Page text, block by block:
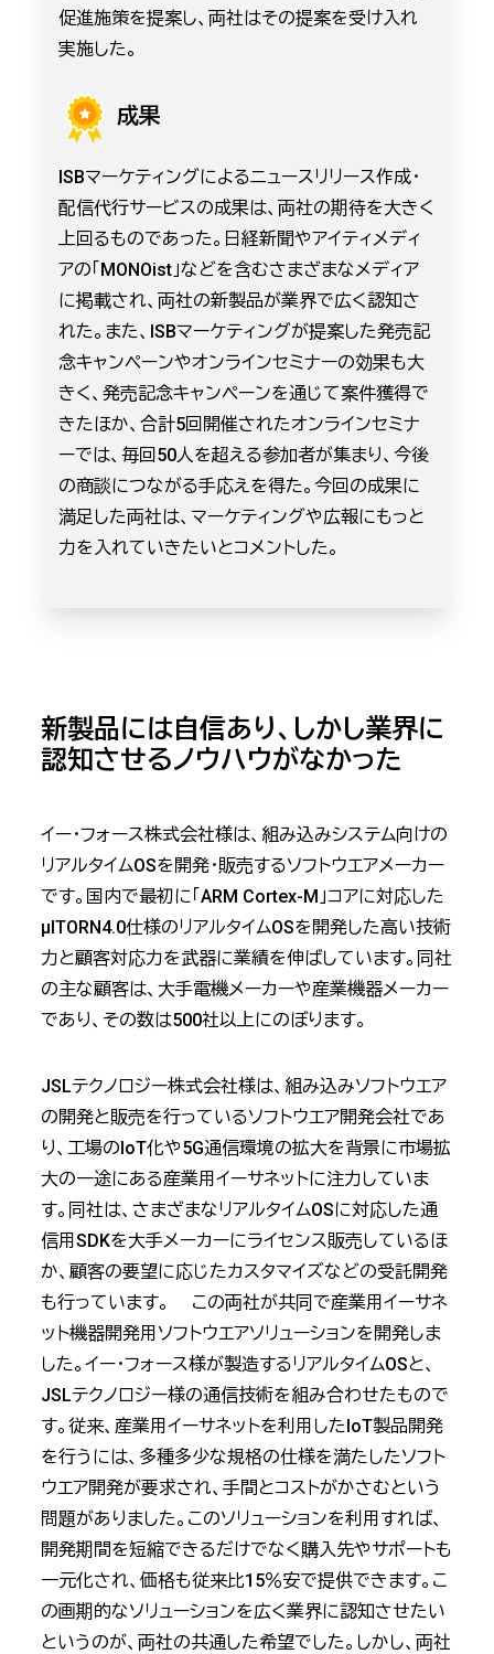
促進施策を提案し、両社はその提案を受け入れ
実施した。
成果
ISBマーケティングによるニュースリリース作成・
配信代行サービスの成果は、両社の期待を大きく
上回るものであった。日経新聞やアイティメディ
アの「MONOist」などを含むさまざまなメディア
に掲載され、両社の新製品が業界で広く認知さ
れた。また、ISBマーケティングが提案した発売記
念キャンペーンやオンラインセミナーの効果も大
きく、発売記念キャンペーンを通じて案件獲得で
きたほか、合計5回開催されたオンラインセミナ
ーでは、毎回50人を超える参加者が集まり、今後
の商談につながる手応えを得た。今回の成果に
満足した両社は、マーケティングや広報にもっと
力を入れていきたいとコメントした。
新製品には自信あり、しかし業界に
認知させるノウハウがなかった
イー・フォース株式会社様は、組み込みシステム向けの
リアルタイムOSを開発・販売するソフトウエアメーカー
です。国内で最初に「ARM Cortex-M」コアに対応した
μITORN4.0仕様のリアルタイムOSを開発した高い技術
力と顧客対応力を武器に業績を伸ばしています。同社
の主な顧客は、大手電機メーカーや産業機器メーカー
であり、その数は500社以上にのぼります。
JSLテクノロジー株式会社様は、組み込みソフトウエア
の開発と販売を行っているソフトウエア開発会社であ
り、工場のIoT化や5G通信環境の拡大を背景に市場拡
大の一途にある産業用イーサネットに注力していま
す。同社は、さまざまなリアルタイムOSに対応した通
信用SDKを大手メーカーにライセンス販売しているほ
か、顧客の要望に応じたカスタマイズなどの受託開発
も行っています。 この両社が共同で産業用イーサネ
ット機器開発用ソフトウエアソリューションを開発しま
した。イー・フォース様が製造するリアルタイムOSと、
JSLテクノロジー様の通信技術を組み合わせたもので
す。従来、産業用イーサネットを利用したIoT製品開発
を行うには、多種多少な規格の仕様を満たしたソフト
ウエア開発が要求され、手間とコストがかさむという
問題がありました。このソリューションを利用すれば、
開発期間を短縮できるだけでなく購入先やサポートも
一元化され、価格も従来比15％安で提供できます。こ
の画期的なソリューションを広く業界に認知させたい
というのが、両社の共通した希望でした。しかし、両社